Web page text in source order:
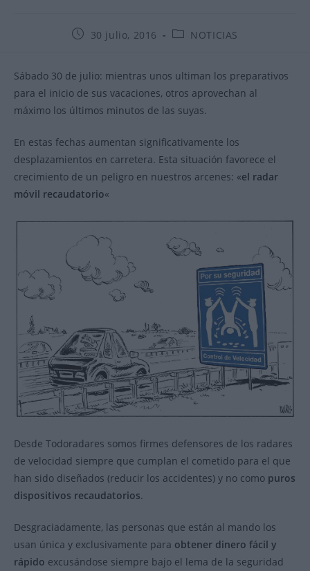
Publicación
entrada:
30 julio, 2016
Categoría
entrada:
NOTICIAS
Sábado 30 de julio: mientras unos ultiman los preparativos
para el inicio de sus vacaciones, otros aprovechan al
máximo los últimos minutos de las suyas.
En estas fechas aumentan significativamente los
desplazamientos en carretera. Esta situación favorece el
crecimiento de un peligro en nuestros arcenes: «el radar
móvil recaudatorio«
Desde Todoradares somos firmes defensores de los radares
de velocidad siempre que cumplan el cometido para el que
han sido diseñados (reducir los accidentes) y no como puros
dispositivos recaudatorios.
Desgraciadamente, las personas que están al mando los
usan única y exclusivamente para obtener dinero fácil y
rápido excusándose siempre bajo el lema de la seguridad